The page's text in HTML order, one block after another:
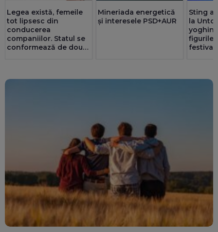
Legea există, femeile
tot lipsesc din
conducerea
companiilor. Statul se
conformează de două
Mineriada energetică
și interesele PSD+AUR
Sting a
la
yoghin
figurile